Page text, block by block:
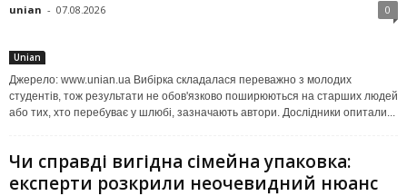
unian - 07.08.2026 0
Unian
Джерело: www.unian.ua Вибірка складалася переважно з молодих
студентів, тож результати не обов'язково поширюються на старших людей
або тих, хто перебуває у шлюбі, зазначають автори. Дослідники опитали...
Чи справді вигідна сімейна упаковка:
експерти розкрили неочевидний нюанс